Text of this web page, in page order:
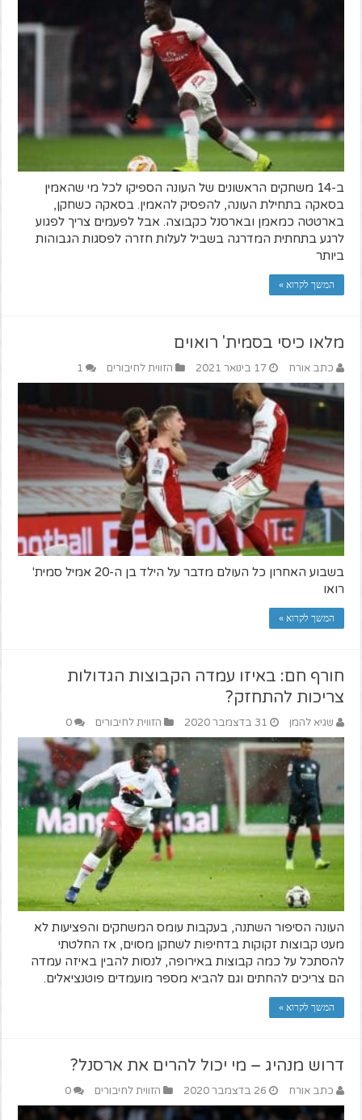
ב-14 משחקים הראשונים של העונה הספיקו לכל מי שהאמין
בסאקה בתחילת העונה, להפסיק להאמין. בסאקה כשחקן,
בארטטה כמאמן ובארסנל כקבוצה. אבל לפעמים צריך לפגוע
לרגע בתחתית המדרגה בשביל לעלות חזרה לפסגות הגבוהות
ביותר
המשך לקרוא »
מלאו כיסי בסמית' רואוים
כתב אורח 17 בינואר 2021 הזווית לחיבורים 1
בשבוע האחרון כל העולם מדבר על הילד בן ה-20 אמיל סמית'
רואו
המשך לקרוא »
חורף חם: באיזו עמדה הקבוצות הגדולות
צריכות להתחזק?
שגיא להמן 31 בדצמבר 2020 הזווית לחיבורים 0
העונה הסיפור השתנה, בעקבות עומס המשחקים והפציעות לא
מעט קבוצות זקוקות בדחיפות לשחקן מסוים, אז החלטתי
להסתכל על כמה קבוצות באירופה, לנסות להבין באיזה עמדה
הם צריכים להחתים וגם להביא מספר מועמדים פוטנציאלים.
המשך לקרוא »
דרוש מנהיג – מי יכול להרים את ארסנל?
כתב אורח 26 בדצמבר 2020 הזווית לחיבורים 0